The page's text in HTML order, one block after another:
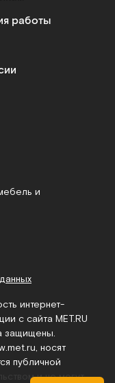
работы
и
интернет-
с сайта MET.RU
защищены.
, носят
публичной
и не могут